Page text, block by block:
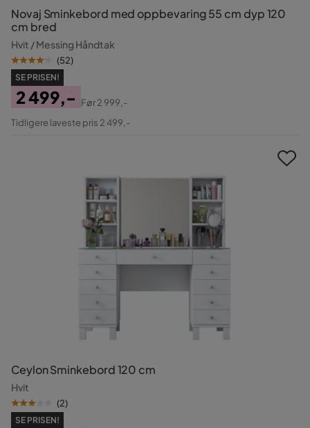
Novaj Sminkebord med oppbevaring 55 cm dyp 120
cm bred
Hvit / Messing Håndtak
(52)
SE PRISEN!
Pris
2 499,-
Original
Før2 999,-
Tidligere laveste pris 2 499,-
Ceylon Sminkebord 120 cm
Hvit
(2)
SE PRISEN!